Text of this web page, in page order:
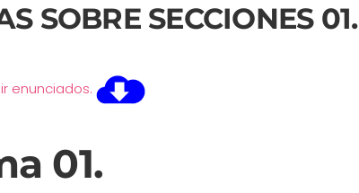
SOBRE SECCIONES 01.
enunciados.
01.